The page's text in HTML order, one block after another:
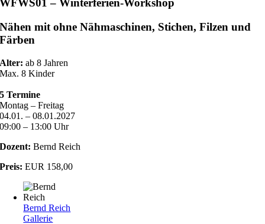
WFWS01 – Winterferien-Workshop
Nähen mit ohne Nähmaschinen, Stichen, Filzen und
Färben
Alter: ab 8 Jahren
Max. 8 Kinder
5 Termine
Montag – Freitag
04.01. – 08.01.2027
09:00 – 13:00 Uhr
Dozent: Bernd Reich
Preis: EUR 158,00
Bernd Reich
Gallerie